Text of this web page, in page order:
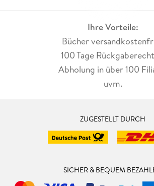
Ihre Vorteile:
Bücher
100 Tage
Abholung in über 100
uvm.
ZUGESTELLT DURCH
SICHER & BEQUEM